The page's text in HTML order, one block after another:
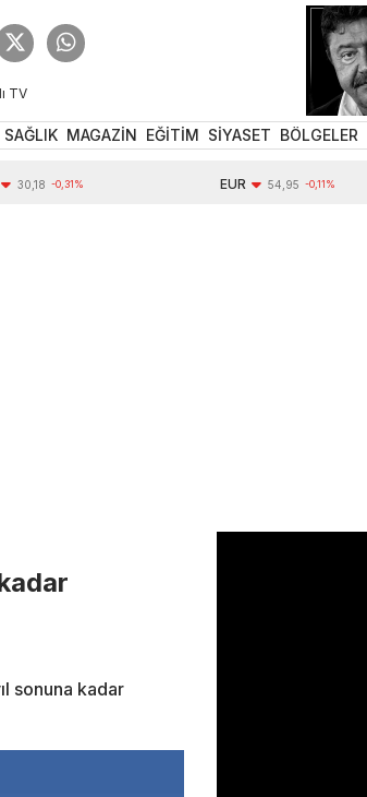
TV
SAĞLIK MAGAZİN EĞİTİM SİYASET BÖLGELER
-0,31% 54,95 -0,11%
sonuna kadar